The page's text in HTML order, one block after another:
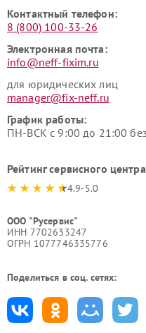
Контактный телефон:
8 (800) 100-33-26
Электронная почта:
info@neff-fixim.ru
для юридических лиц
manager@fix-neff.ru
График работы:
ПН-ВСК с 9:00 до 21:00
Рейтинг сервисного центра
4.9-5.0
ООО "Русервис"
ИНН 7702633247
ОГРН 1077746335776
Поделиться в соц. сетях: